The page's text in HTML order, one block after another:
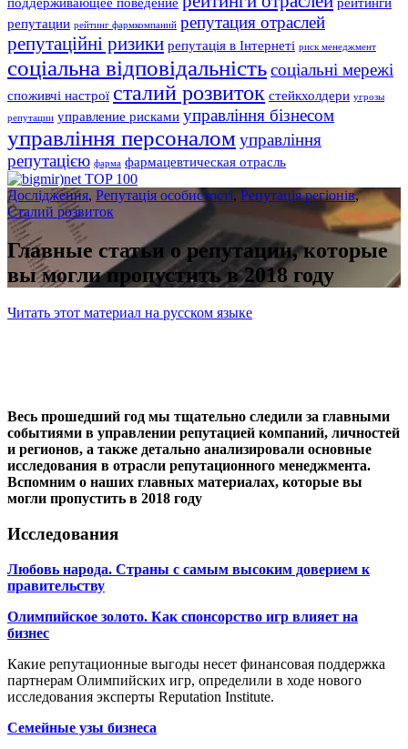
репутации рейтинг фармкомпаний репутация отраслей
репутаційні ризики репутація в Інтернеті риск менеджмент
соціальна відповідальністьсоціальні мережі
споживчі настрої сталий розвиток стейкхолдери угрозы
репутации управление рисками управління бізнесом
управління персоналомуправління
репутацією фарма фармацевтическая отрасль
Дослідження, Репутація особистості, Репутація регіонів,
Сталий розвиток
Главные статьи о репутации, которые
вы могли пропустить в 2018 году
Читать этот материал на русском языке
Весь прошедший год мы тщательно следили за главными
событиями в управлении репутацией компаний, личностей
и регионов, а также детально анализировали основные
исследования в отрасли репутационного менеджмента.
Вспомним о наших главных материалах, которые вы
могли пропустить в 2018 году
Исследования
Любовь народа. Страны с самым высоким доверием к
правительству
Олимпийское золото. Как спонсорство игр влияет на
бизнес
Какие репутационные выгоды несет финансовая поддержка
партнерам Олимпийских игр, определили в ходе нового
исследования эксперты Reputation Institute.
Семейные узы бизнеса